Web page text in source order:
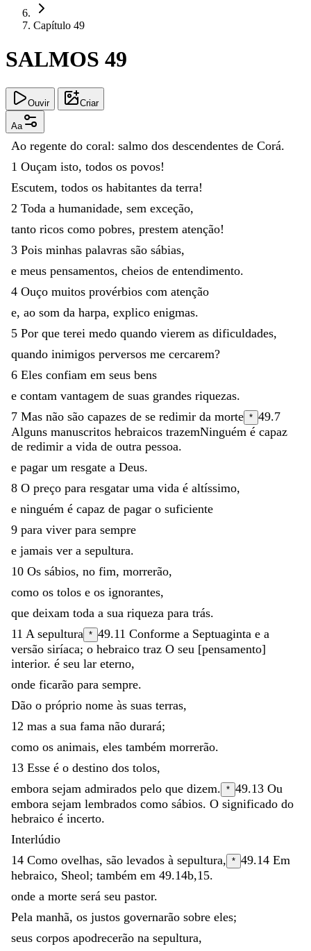
Capítulo 49
SALMOS 49
Ouvir Criar
Aa
Ao regente do coral: salmo dos descendentes de Corá.
1 Ouçam isto, todos os povos!
Escutem, todos os habitantes da terra!
2 Toda a humanidade, sem exceção,
tanto ricos como pobres, prestem atenção!
3 Pois minhas palavras são sábias,
e meus pensamentos, cheios de entendimento.
4 Ouço muitos provérbios com atenção
e, ao som da harpa, explico enigmas.
5 Por que terei medo quando vierem as dificuldades,
quando inimigos perversos me cercarem?
6 Eles confiam em seus bens
e contam vantagem de suas grandes riquezas.
7 Mas não são capazes de se redimir da morte * 49.7
Alguns manuscritos hebraicos trazemNinguém é capaz
de redimir a vida de outra pessoa.
e pagar um resgate a Deus.
8 O preço para resgatar uma vida é altíssimo,
e ninguém é capaz de pagar o suficiente
9 para viver para sempre
e jamais ver a sepultura.
10 Os sábios, no fim, morrerão,
como os tolos e os ignorantes,
que deixam toda a sua riqueza para trás.
11 A sepultura * 49.11 Conforme a Septuaginta e a
versão siríaca; o hebraico traz O seu [pensamento]
interior. é seu lar eterno,
onde ficarão para sempre.
Dão o próprio nome às suas terras,
12 mas a sua fama não durará;
como os animais, eles também morrerão.
13 Esse é o destino dos tolos,
embora sejam admirados pelo que dizem. * 49.13 Ou
embora sejam lembrados como sábios. O significado do
hebraico é incerto.
Interlúdio
14 Como ovelhas, são levados à sepultura, * 49.14 Em
hebraico, Sheol; também em 49.14b,15.
onde a morte será seu pastor.
Pela manhã, os justos governarão sobre eles;
seus corpos apodrecerão na sepultura,